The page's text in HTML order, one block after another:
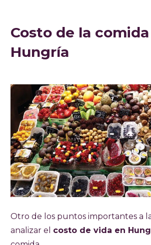
Costo de la
Hungría
Otro de los puntos importantes a
analizar el costo de vida en